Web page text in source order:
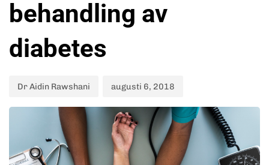
behandling av
diabetes
Dr Aidin Rawshani augusti 6, 2018